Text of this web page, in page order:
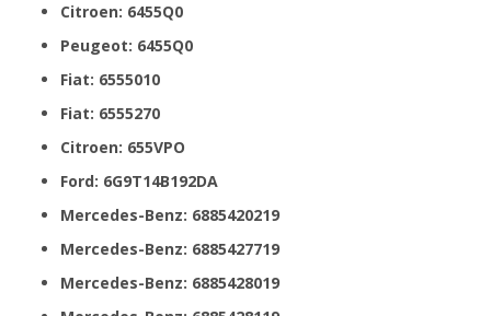
Citroen: 6455Q0
Peugeot: 6455Q0
Fiat: 6555010
Fiat: 6555270
Citroen: 655VPO
Ford: 6G9T14B192DA
Mercedes-Benz: 6885420219
Mercedes-Benz: 6885427719
Mercedes-Benz: 6885428019